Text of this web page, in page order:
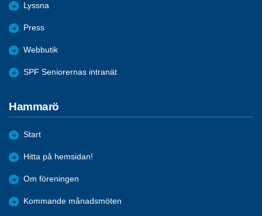
Lyssna
Press
Webbutik
SPF Seniorernas intranät
Hammarö
Start
Hitta på hemsidan!
Om föreningen
Kommande månadsmöten